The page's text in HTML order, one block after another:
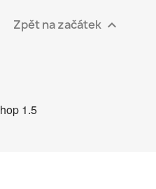
Zpět na začátek 
1.5